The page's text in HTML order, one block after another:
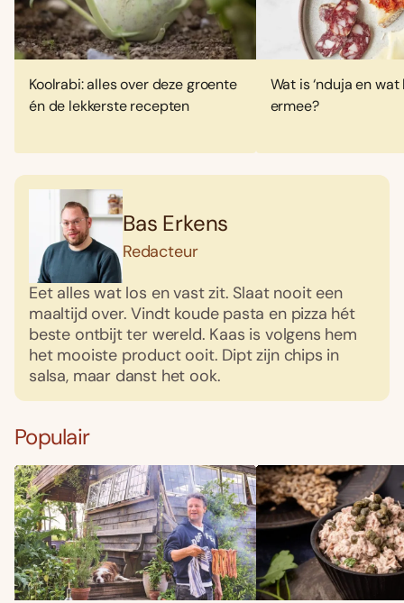
Koolrabi: alles over deze groente
én de lekkerste recepten
Wat is ‘nduja en wat
ermee?
Bas Erkens
Redacteur
Eet alles wat los en vast zit. Slaat nooit een
maaltijd over. Vindt koude pasta en pizza hét
beste ontbijt ter wereld. Kaas is volgens hem
het mooiste product ooit. Dipt zijn chips in
salsa, maar danst het ook.
Populair